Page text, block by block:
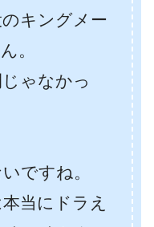
キングメー
。
ゃなかっ
ですね。
当にドラえ